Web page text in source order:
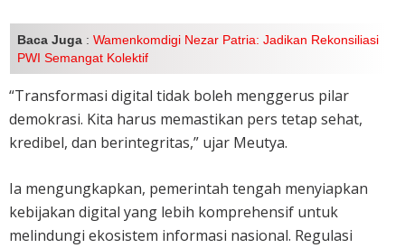
Baca Juga : Wamenkomdigi Nezar Patria: Jadikan Rekonsiliasi
PWI Semangat Kolektif
“Transformasi digital tidak boleh menggerus pilar
demokrasi. Kita harus memastikan pers tetap sehat,
kredibel, dan berintegritas,” ujar Meutya.
Ia mengungkapkan, pemerintah tengah menyiapkan
kebijakan digital yang lebih komprehensif untuk
melindungi ekosistem informasi nasional. Regulasi